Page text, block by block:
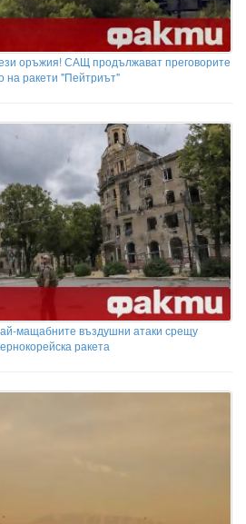
оръжия! САЩ продължават преговорите
на ракети "Пейтриът"
мащабните въздушни атаки срещу
ракета